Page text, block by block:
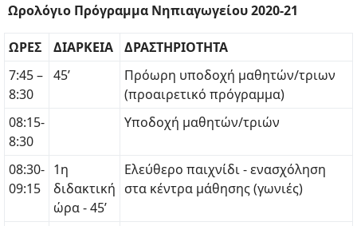
Ωρολόγιο Πρόγραμμα Νηπιαγωγείου 2020-21
ΩΡΕΣ ΔΙΑΡΚΕΙΑ
ΔΡΑΣΤΗΡΙΟΤΗΤΑ
7:45 –
8:30
45’
Πρόωρη υποδοχή μαθητών/τριων
(προαιρετικό πρόγραμμα)
08:15-
8:30
Υποδοχή μαθητών/τριών
08:30-
09:15
1η
διδακτική
ώρα - 45’
Ελεύθερο παιχνίδι - ενασχόληση
στα κέντρα μάθησης (γωνιές)